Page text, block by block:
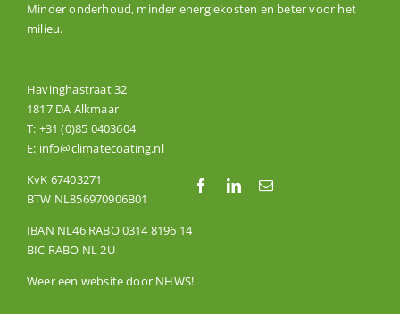
Minder onderhoud, minder energiekosten en beter voor het
milieu.
Havinghastraat 32
1817 DA Alkmaar
T: +31 (0)85 0403604
E: info@climatecoating.nl
KvK 67403271
BTW NL856970906B01
IBAN NL46 RABO 0314 8196 14
BIC RABO NL 2U
Weer een website door NHWS!